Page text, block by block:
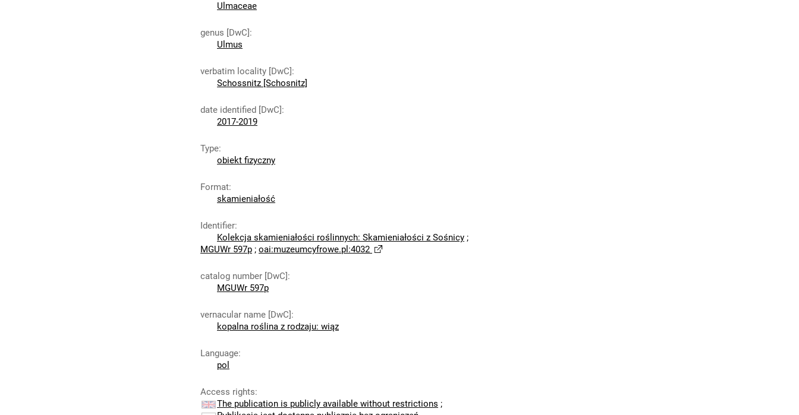
Ulmaceae
genus [DwC]:
Ulmus
verbatim locality [DwC]:
Schossnitz [Schosnitz]
date identified [DwC]:
2017-2019
Type:
obiekt fizyczny
Format:
skamieniałość
Identifier:
Kolekcja skamieniałości roślinnych: Skamieniałości z Sośnicy ;
MGUWr 597p ; oai:muzeumcyfrowe.pl:4032
catalog number [DwC]:
MGUWr 597p
vernacular name [DwC]:
kopalna roślina z rodzaju: wiąz
Language:
pol
Access rights:
The publication is publicly available without restrictions ;